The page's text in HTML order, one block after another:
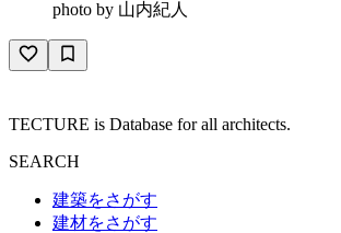
photo by 山内紀人
TECTURE is Database for all architects.
SEARCH
建築をさがす
建材をさがす